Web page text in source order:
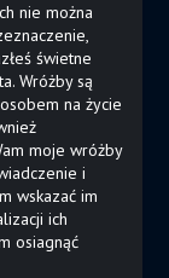
nie można
świetne
Wróżby są
na życie
moje wróżby
i
wskazać im
ich
osiagnąć